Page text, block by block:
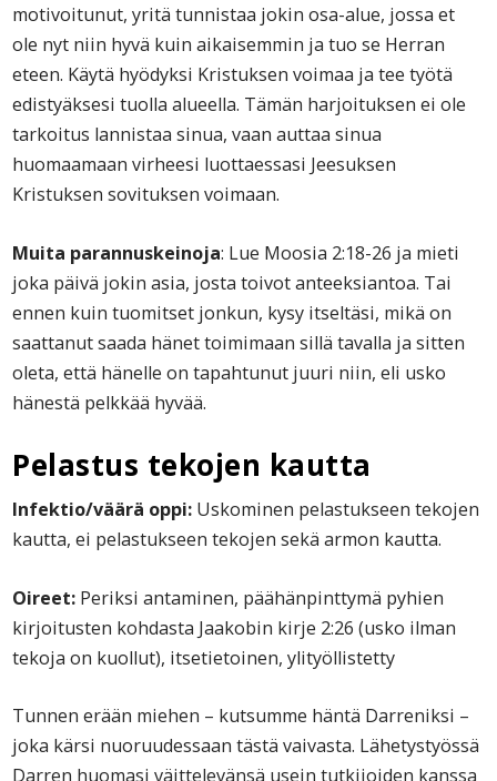
motivoitunut, yritä tunnistaa jokin osa-alue, jossa et
ole nyt niin hyvä kuin aikaisemmin ja tuo se Herran
eteen. Käytä hyödyksi Kristuksen voimaa ja tee työtä
edistyäksesi tuolla alueella. Tämän harjoituksen ei ole
tarkoitus lannistaa sinua, vaan auttaa sinua
huomaamaan virheesi luottaessasi Jeesuksen
Kristuksen sovituksen voimaan.
Muita parannuskeinoja: Lue Moosia 2:18-26 ja mieti
joka päivä jokin asia, josta toivot anteeksiantoa. Tai
ennen kuin tuomitset jonkun, kysy itseltäsi, mikä on
saattanut saada hänet toimimaan sillä tavalla ja sitten
oleta, että hänelle on tapahtunut juuri niin, eli usko
hänestä pelkkää hyvää.
Pelastus tekojen kautta
Infektio/väärä oppi: Uskominen pelastukseen tekojen
kautta, ei pelastukseen tekojen sekä armon kautta.
Oireet: Periksi antaminen, päähänpinttymä pyhien
kirjoitusten kohdasta Jaakobin kirje 2:26 (usko ilman
tekoja on kuollut), itsetietoinen, ylityöllistetty
Tunnen erään miehen – kutsumme häntä Darreniksi –
joka kärsi nuoruudessaan tästä vaivasta. Lähetystyössä
Darren huomasi väittelevänsä usein tutkijoiden kanssa